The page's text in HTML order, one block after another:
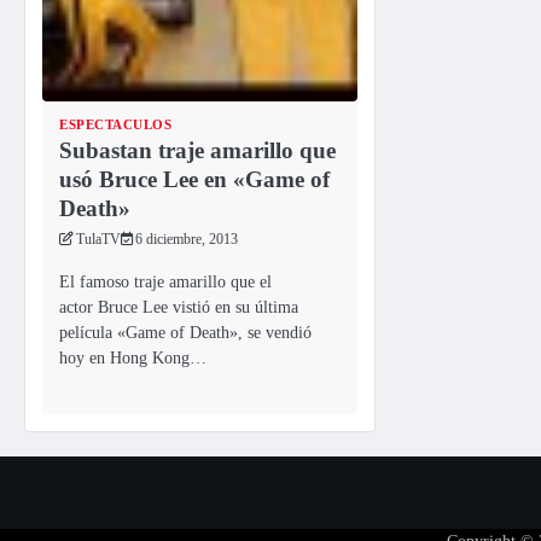
ESPECTACULOS
Subastan traje amarillo que
usó Bruce Lee en «Game of
Death»
TulaTV 6 diciembre, 2013
El famoso traje amarillo que el
actor Bruce Lee vistió en su última
película «Game of Death», se vendió
hoy en Hong Kong…